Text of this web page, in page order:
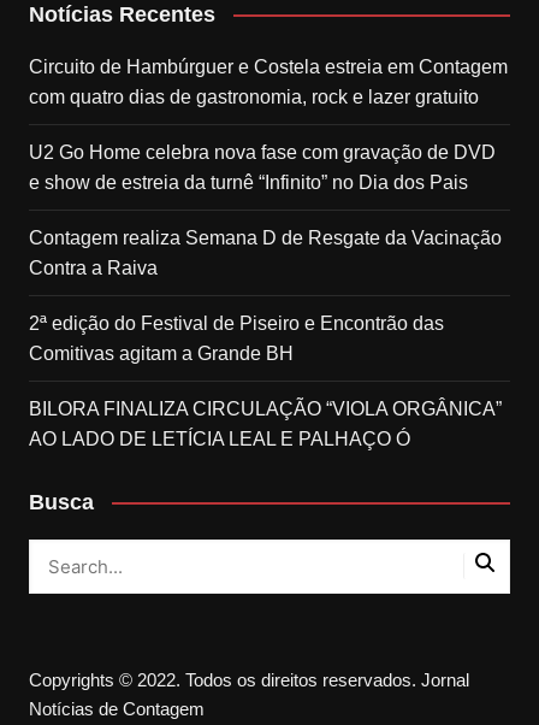
Notícias Recentes
Circuito de Hambúrguer e Costela estreia em Contagem
com quatro dias de gastronomia, rock e lazer gratuito
U2 Go Home celebra nova fase com gravação de DVD
e show de estreia da turnê “Infinito” no Dia dos Pais
Contagem realiza Semana D de Resgate da Vacinação
Contra a Raiva
2ª edição do Festival de Piseiro e Encontrão das
Comitivas agitam a Grande BH
BILORA FINALIZA CIRCULAÇÃO “VIOLA ORGÂNICA”
AO LADO DE LETÍCIA LEAL E PALHAÇO Ó
Busca
Copyrights © 2022. Todos os direitos reservados. Jornal
Notícias de Contagem